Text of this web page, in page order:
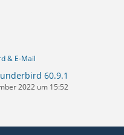
& E-Mail
60.9.1
2022 um 15:52